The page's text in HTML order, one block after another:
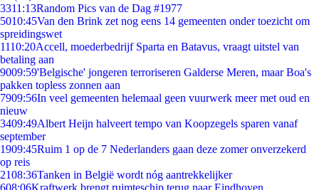
3311:13Random Pics van de Dag #1977
5010:45Van den Brink zet nog eens 14 gemeenten onder toezicht om
spreidingswet
1110:20Accell, moederbedrijf Sparta en Batavus, vraagt uitstel van
betaling aan
9009:59'Belgische' jongeren terroriseren Galderse Meren, maar Boa's
pakken topless zonnen aan
7909:56In veel gemeenten helemaal geen vuurwerk meer met oud en
nieuw
3409:49Albert Heijn halveert tempo van Koopzegels sparen vanaf
september
1909:45Ruim 1 op de 7 Nederlanders gaan deze zomer onverzekerd
op reis
2108:36Tanken in België wordt nóg aantrekkelijker
608:06Kraftwerk brengt ruimteschip terug naar Eindhoven